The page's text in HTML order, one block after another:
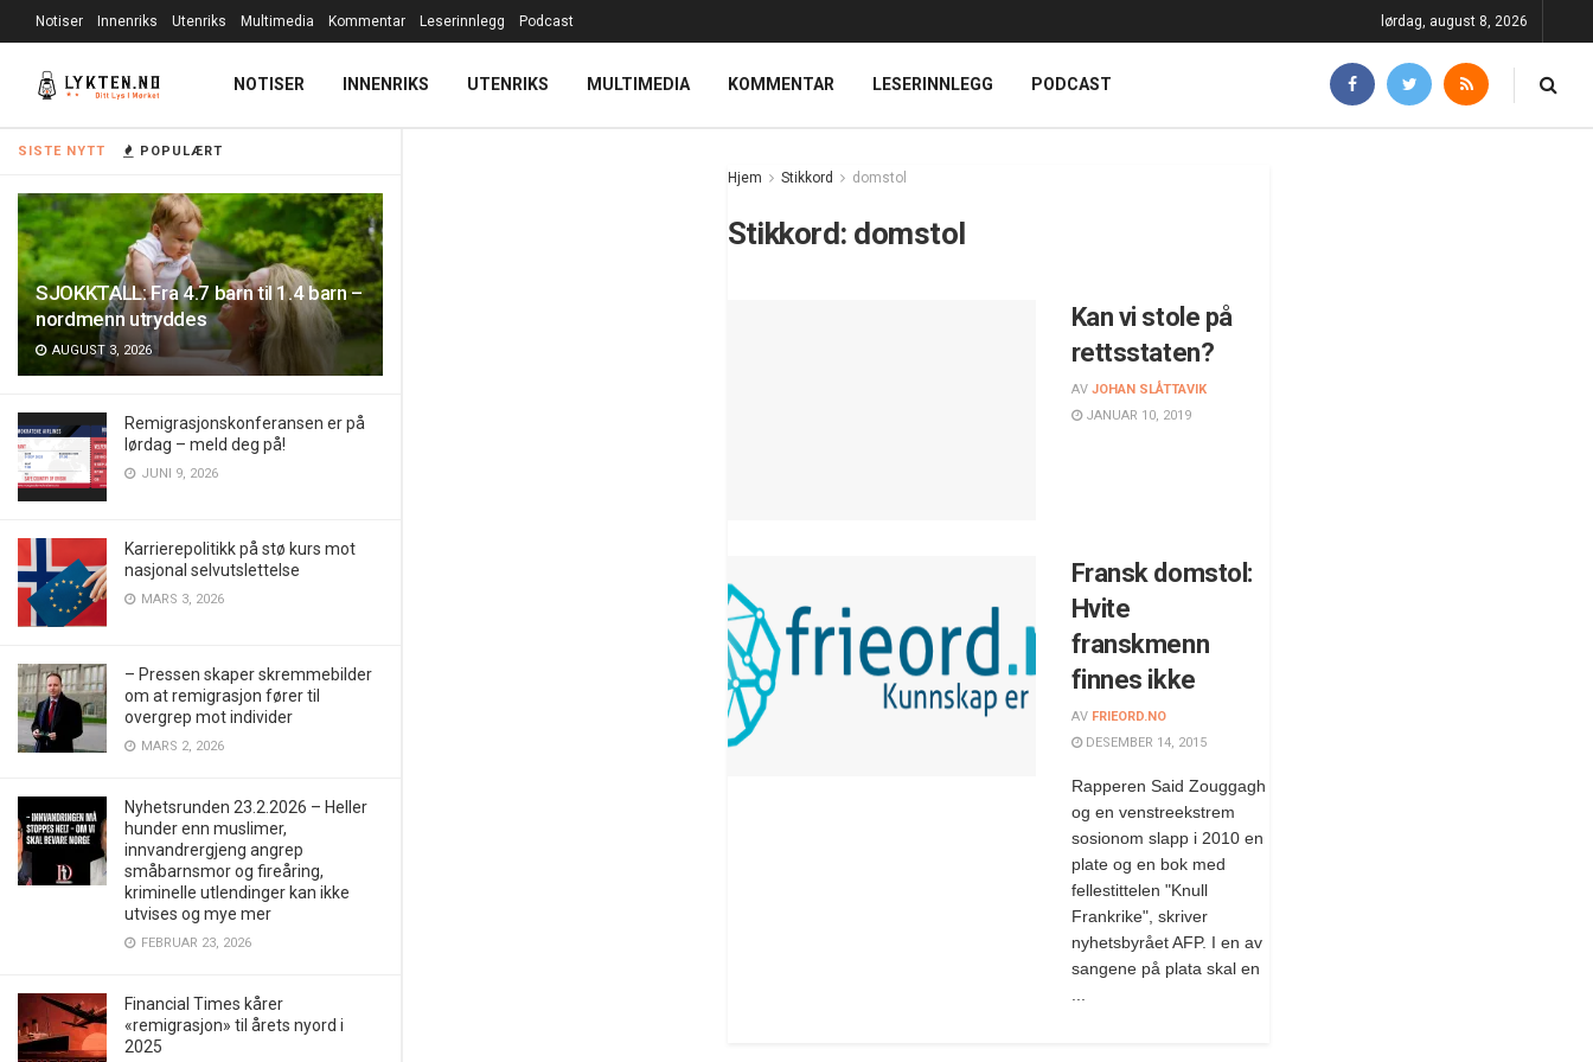
SISTE NYTT POPULÆRT
SJOKKTALL: Fra 4.7 barn til 1.4 barn –
nordmenn utryddes
AUGUST 3, 2026
Remigrasjonskonferansen er på
lørdag – meld deg på!
JUNI 9, 2026
Karrierepolitikk på stø kurs mot
nasjonal selvutslettelse
MARS 3, 2026
– Pressen skaper skremmebilder
om at remigrasjon fører til
overgrep mot individer
MARS 2, 2026
Nyhetsrunden 23.2.2026 – Heller
hunder enn muslimer,
innvandrergjeng angrep
småbarnsmor og fireåring,
kriminelle utlendinger kan ikke
utvises og mye mer
FEBRUAR 23, 2026
Financial Times kårer
«remigrasjon» til årets nyord i
2025
Notiser Innenriks Utenriks Multimedia Kommentar Leserinnlegg Podcast lørdag, august 8, 2026
NOTISER INNENRIKS UTENRIKS MULTIMEDIA KOMMENTAR LESERINNLEGG PODCAST
Hjem Stikkord domstol
Stikkord: domstol
Kan vi stole på
rettsstaten?
AV JOHAN SLÅTTAVIK
JANUAR 10, 2019
Fransk domstol:
Hvite
franskmenn
finnes ikke
AV FRIEORD.NO
DESEMBER 14, 2015
Rapperen Said Zouggagh
og en venstreekstrem
sosionom slapp i 2010 en
plate og en bok med
fellestittelen "Knull
Frankrike", skriver
nyhetsbyrået AFP. I en av
sangene på plata skal en